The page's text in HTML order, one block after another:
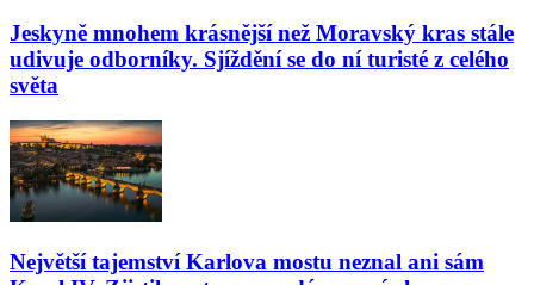
Jeskyně mnohem krásnější než Moravský kras stále
udivuje odborníky. Sjíždění se do ní turisté z celého
světa
Největší tajemství Karlova mostu neznal ani sám